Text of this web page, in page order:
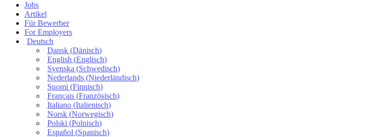
Jobs
Artikel
Für Bewerber
For Employers
Deutsch
Dansk(Dänisch)
English (Englisch)
Svenska (Schwedisch)
Nederlands(Niederländisch)
Suomi (Finnisch)
Français(Französisch)
Italiano(Italienisch)
Norsk(Norwegisch)
Polski (Polnisch)
Español (Spanisch)